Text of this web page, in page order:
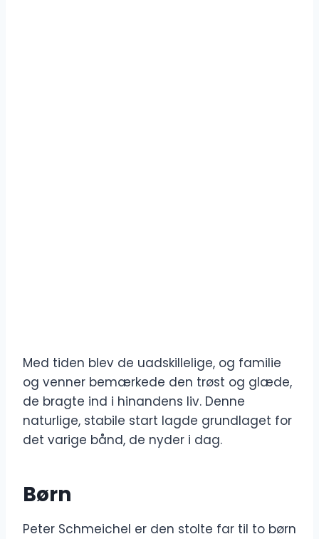
Med tiden blev de uadskillelige, og familie
og venner bemærkede den trøst og glæde,
de bragte ind i hinandens liv. Denne
naturlige, stabile start lagde grundlaget for
det varige bånd, de nyder i dag.
Børn
Peter Schmeichel er den stolte far til to børn